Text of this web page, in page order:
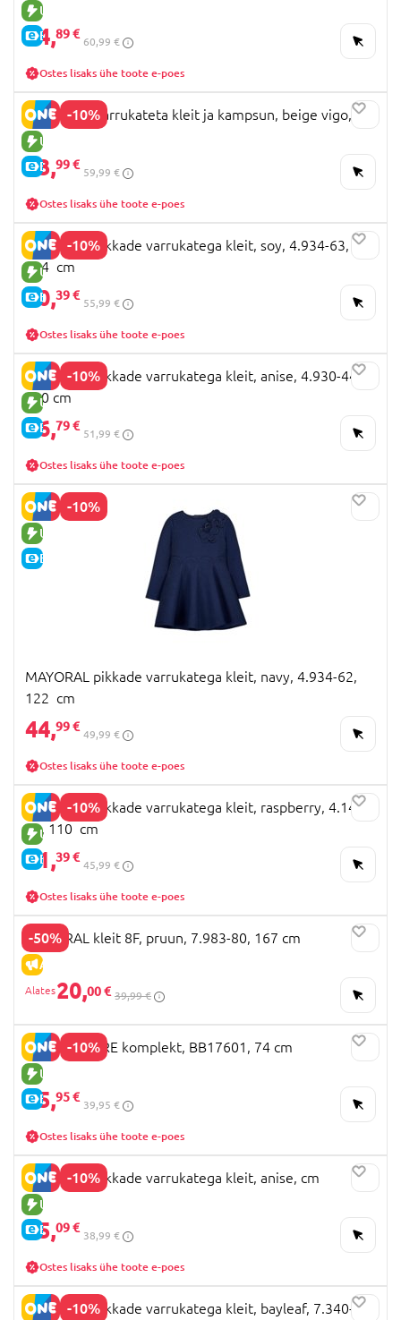
UUS TOODE
E-HIND
54,89 €
60,99 €
Ostes lisaks ühe toote e-poes
-10%
UUS TOODE
E-HIND
MAYORAL Varrukateta kleit ja kampsun, beige vigo, cm
53,99 €
59,99 €
Ostes lisaks ühe toote e-poes
-10%
UUS TOODE
E-HIND
MAYORAL pikkade varrukatega kleit, soy, 4.934-63,
134 cm
50,39 €
55,99 €
Ostes lisaks ühe toote e-poes
-10%
UUS TOODE
E-HIND
MAYORAL pikkade varrukatega kleit, anise, 4.930-44,
140 cm
46,79 €
51,99 €
Ostes lisaks ühe toote e-poes
-10%
UUS TOODE
E-HIND
MAYORAL pikkade varrukatega kleit, navy, 4.934-62,
122 cm
44,99 €
49,99 €
Ostes lisaks ühe toote e-poes
-10%
UUS TOODE
E-HIND
MAYORAL pikkade varrukatega kleit, raspberry, 4.146-
11, 110 cm
41,39 €
45,99 €
Ostes lisaks ühe toote e-poes
-50%
ALLAHINDLUS
MAYORAL kleit 8F, pruun, 7.983-80, 167 cm
20,00 € 39,99 €
-10%
UUS TOODE
E-HIND
MOTHERCARE komplekt, BB17601, 74 cm
35,95 €
39,95 €
Ostes lisaks ühe toote e-poes
-10%
UUS TOODE
E-HIND
MAYORAL pikkade varrukatega kleit, anise, cm
35,09 €
38,99 €
Ostes lisaks ühe toote e-poes
-10%
MAYORAL pikkade varrukatega kleit, bayleaf, 7.340-14,